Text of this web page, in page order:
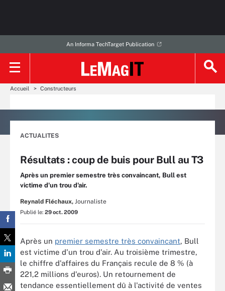
An Informa TechTarget Publication
Accueil Constructeurs
ACTUALITES
Résultats : coup de buis pour Bull au T3
Après un premier semestre très convaincant, Bull est
victime d'un trou d'air.
Reynald Fléchaux, Journaliste
Publié le: 29 oct. 2009
Après un premier semestre très convaincant, Bull
est victime d'un trou d'air. Au troisième trimestre,
le chiffre d'affaires du Français recule de 8 % (à
221,2 millions d'euros). Un retournement de
tendance essentiellement dû à l'activité de ventes